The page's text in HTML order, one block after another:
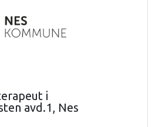
i
avd.1, Nes